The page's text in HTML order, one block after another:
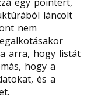
láncolt
nem
arra, hogy listát
hogy a
és a